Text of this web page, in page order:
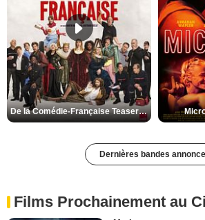
De la Comédie-Française Teaser (3) VF
Dernières bandes
Films Prochainement au